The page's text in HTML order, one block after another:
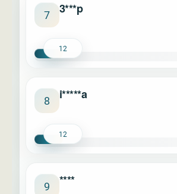
7 3***p
12
8 i*****a
12
9 ****